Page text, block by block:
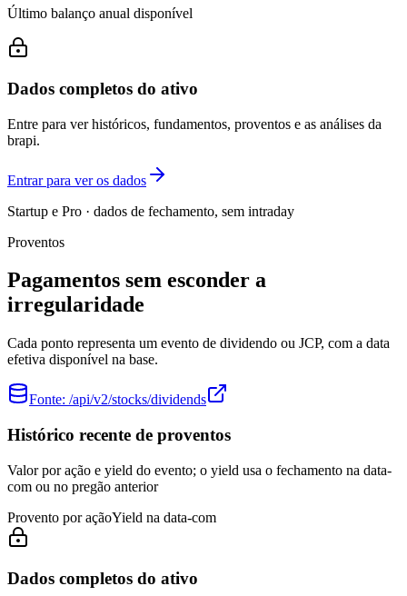
Último balanço anual disponível
Dados completos do ativo
Entre para ver históricos, fundamentos, proventos e as análises da
brapi.
Entrar para ver os dados
Startup e Pro · dados de fechamento, sem intraday
Proventos
Pagamentos sem esconder a
irregularidade
Cada ponto representa um evento de dividendo ou JCP, com a data
efetiva disponível na base.
Fonte: /api/v2/stocks/dividends
Histórico recente de proventos
Valor por ação e yield do evento; o yield usa o fechamento na data-
com ou no pregão anterior
Provento por açãoYield na data-com
Dados completos do ativo